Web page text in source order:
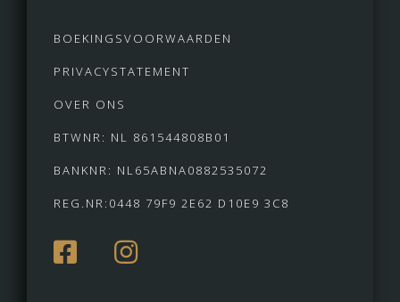
BOEKINGSVOORWAARDEN
PRIVACYSTATEMENT
OVER ONS
BTWNR: NL 861544808B01
BANKNR: NL65ABNA0882535072
REG.NR:0448 79F9 2E62 D10E9 3C8